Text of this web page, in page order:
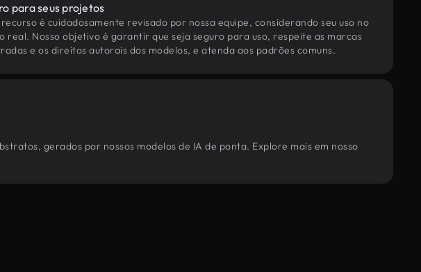
para seus projetos
é cuidadosamente revisado por nossa equipe, considerando seu uso no
real. Nosso objetivo é garantir que seja seguro para uso, respeite as marcas
e os direitos autorais dos modelos, e atenda aos padrões comuns.
gerados por nossos modelos de IA de ponta. Explore mais em nosso